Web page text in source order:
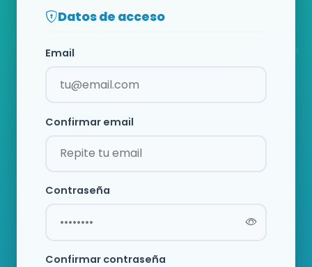
Datos de acceso
Email
Confirmar email
Contraseña
Confirmar contraseña